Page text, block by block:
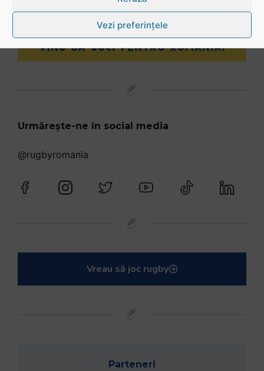
Vezi preferințele
Urmărește-ne în social media
@rugbyromania
Vreau să joc rugby
Parteneri